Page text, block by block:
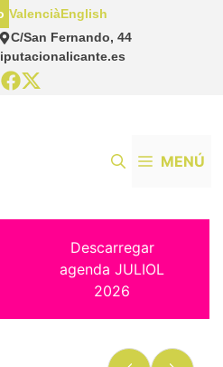
C/San Fernando, 44
ValenciàEnglish
MENÚ
Descarregar
agenda JULIOL
2026